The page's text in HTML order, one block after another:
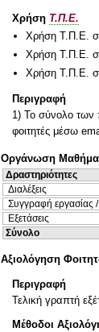
Χρήση Τ.Π.Ε.
Χρήση Τ.Π.Ε.
Χρήση Τ.Π.Ε.
Χρήση Τ.Π.Ε.
Περιγραφή
1) Το σύνολο των
φοιτητές μέσω
Οργάνωση
Δραστηριότητες
Διαλέξεις
Συγγραφή εργασίας
Εξετάσεις
Σύνολο
Αξιολόγηση
Περιγραφή
Τελική γραπτή
Μέθοδοι